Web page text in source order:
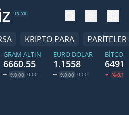
13. YIL
KRİPTO PARA PARİTELER
GRAM ALTIN
6660.55
%0.00 0.00
EURO DOLAR
1.1558
%0.00 0.00 %-0.17